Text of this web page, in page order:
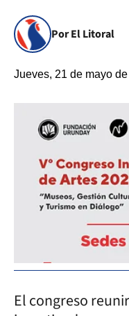
Por El Litoral
Jueves, 21 de mayo
El congreso